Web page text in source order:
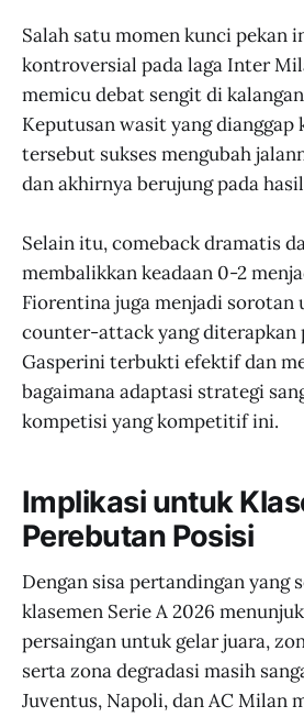
Salah satu momen kunci pekan
kontroversial pada laga Inter
memicu debat sengit di
Keputusan wasit yang
tersebut sukses mengubah
dan akhirnya berujung pada
Selain itu, comeback dramatis
membalikkan keadaan 0-2
Fiorentina juga menjadi sorotan
counter-attack yang diterapkan
Gasperini terbukti efektif dan
bagaimana adaptasi strategi
kompetisi yang kompetitif ini.
Implikasi untuk
Perebutan Posisi
Dengan sisa pertandingan yang
klasemen Serie A 2026
persaingan untuk gelar juara,
serta zona degradasi masih
Juventus, Napoli, dan AC Milan